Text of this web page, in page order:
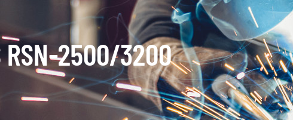
RSN-2500/3200